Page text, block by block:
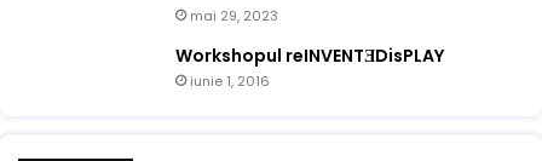
mai 29, 2023
Workshopul reINVENTƎDisPLAY
iunie 1, 2016